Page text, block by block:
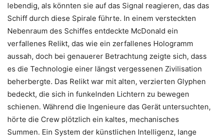
lebendig, als könnten sie auf das Signal reagieren, das das
Schiff durch diese Spirale führte. In einem versteckten
Nebenraum des Schiffes entdeckte McDonald ein
verfallenes Relikt, das wie ein zerfallenes Hologramm
aussah, doch bei genauerer Betrachtung zeigte sich, dass
es die Technologie einer längst vergessenen Zivilisation
beherbergte. Das Relikt war mit alten, verzierten Glyphen
bedeckt, die sich in funkelnden Lichtern zu bewegen
schienen. Während die Ingenieure das Gerät untersuchten,
hörte die Crew plötzlich ein kaltes, mechanisches
Summen. Ein System der künstlichen Intelligenz, lange